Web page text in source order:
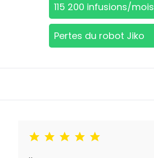
115 200 infusions/mois
Pertes du robot Jiko